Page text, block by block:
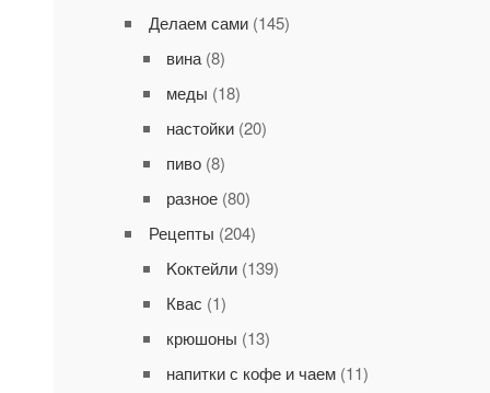
Делаем сами(145)
вина(8)
меды (18)
настойки(20)
пиво(8)
разное(80)
Рецепты (204)
Kоктейли(139)
Квас (1)
крюшоны (13)
напитки с кофе и чаем(11)